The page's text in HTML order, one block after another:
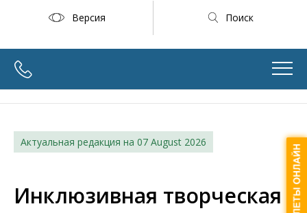
Версия Поиск
Актуальная редакция на 07 August 2026
Инклюзивная творческая